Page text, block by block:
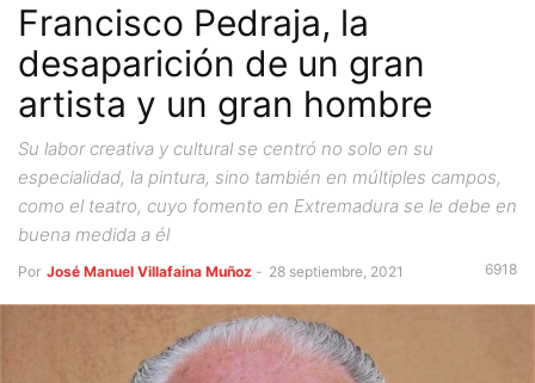
Francisco Pedraja, la
desaparición de un gran
artista y un gran hombre
Su labor creativa y cultural se centró no solo en su
especialidad, la pintura, sino también en múltiples campos,
como el teatro, cuyo fomento en Extremadura se le debe en
buena medida a él
Por José Manuel Villafaina Muñoz - 28 septiembre, 2021 6918